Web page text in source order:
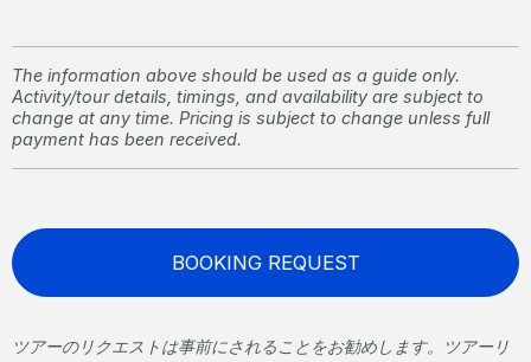
The information above should be used as a guide only.
Activity/tour details, timings, and availability are subject to
change at any time. Pricing is subject to change unless full
payment has been received.
BOOKING REQUEST
ツアーのリクエストは事前にされることをお勧めします。ツアーリ